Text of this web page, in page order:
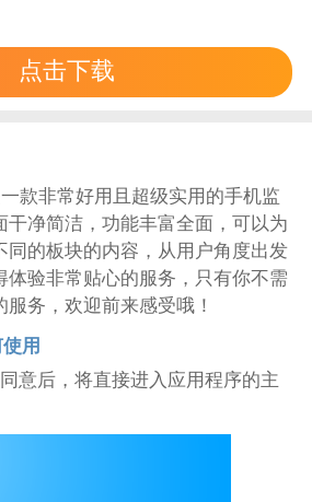
点击下载
款非常好用且超级实用的手机监
干净简洁，功能丰富全面，可以为
同的板块的内容，从用户角度出发
体验非常贴心的服务，只有你不需
务，欢迎前来感受哦！
用
意后，将直接进入应用程序的主